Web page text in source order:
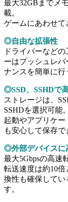
最大32GBまでメ
載。
ゲームにあわせて
◎自由な拡張性
ドライバーなど
ーはプッシュレ
ナンスを簡単に行
◎SSD、SSHDで
ストレージは、
SSHDを選択可能。
起動やアプリケ
も安心して保存で
◎外部デバイスに
最大5Gbpsの高速
転送速度は約10
換性も確保して
す。